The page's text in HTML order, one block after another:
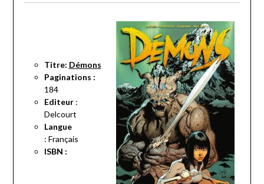
Titre: Démons
Paginations :
184
Editeur :
Delcourt
Langue
: Français
ISBN :